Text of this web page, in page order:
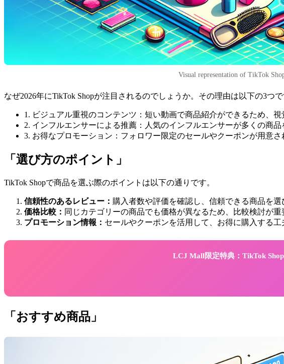
Visual representation of TikTok
なぜ2026年にTikTok Shopが注目されるのでしょうか。その理由は以下の3つで
1. ビジュアル重視のコンテンツ：短い動画で商品紹介ができるため、視
2. インフルエンサーによる推薦：人気のインフルエンサーが多くの商品
3. お得なプロモーション：フォロワー限定のセールやクーポンが用意さ
「選び方のポイント」
TikTok Shopで商品を選ぶ際のポイントは以下の通りです。
信頼性のあるレビュー： 購入者数や評価を確認し、信頼できる商品を
価格比較： 同じカテゴリーの商品でも価格が異なるため、比較検討が重
プロモーション情報： セールやクーポンを活用して、お得に購入する工
LCJ Mall限定特典：TikTok
「おすすめ商品」